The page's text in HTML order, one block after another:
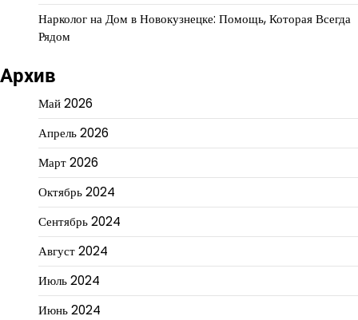
Нарколог на Дом в Новокузнецке: Помощь, Которая Всегда
Рядом
Архив
Май 2026
Апрель 2026
Март 2026
Октябрь 2024
Сентябрь 2024
Август 2024
Июль 2024
Июнь 2024